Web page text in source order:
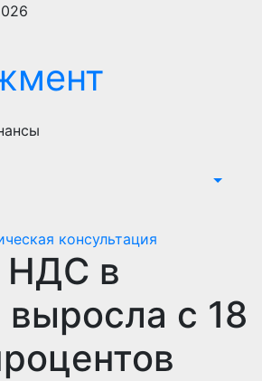
консультация
НДС в
выросла с 18